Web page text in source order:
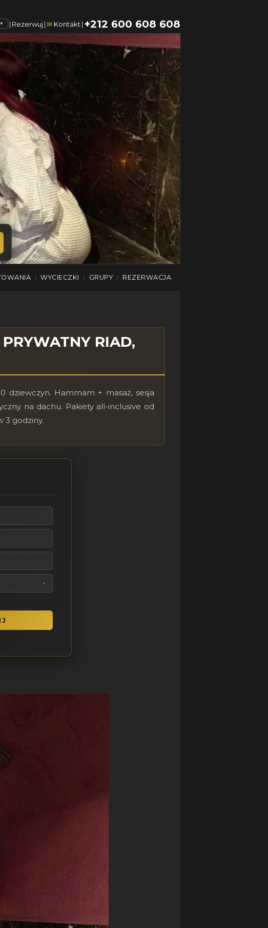
▼ | Rezerwuj|✉ Kontakt | +212 600 608 608
| WYCIECZKI | GRUPY | REZERWACJA
RIAD,
dziewczyn. Hammam + masaż, sesja
na dachu. Pakiety all-inclusive od
3 godziny.